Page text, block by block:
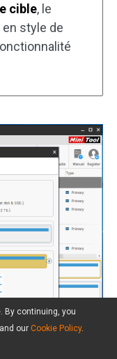
cible, le
style de
By continuing, you
our Cookie Policy.